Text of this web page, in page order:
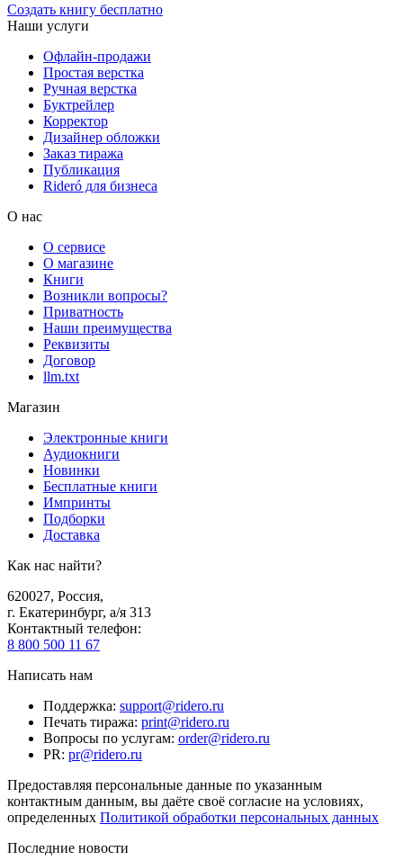
Создать книгу бесплатно
Наши услуги
Офлайн-продажи
Простая верстка
Ручная верстка
Буктрейлер
Корректор
Дизайнер обложки
Заказ тиража
Публикация
Rideró для бизнеса
О нас
О сервисе
О магазине
Книги
Возникли вопросы?
Приватность
Наши преимущества
Реквизиты
Договор
llm.txt
Магазин
Электронные книги
Аудиокниги
Новинки
Бесплатные книги
Импринты
Подборки
Доставка
Как нас найти?
620027, Россия,
г. Екатеринбург, а/я 313
Контактный телефон:
8 800 500 11 67
Написать нам
Поддержка: support@ridero.ru
Печать тиража: print@ridero.ru
Вопросы по услугам: order@ridero.ru
PR: pr@ridero.ru
Предоставляя персональные данные по указанным
контактным данным, вы даёте своё согласие на условиях,
определенных Политикой обработки персональных данных
Последние новости